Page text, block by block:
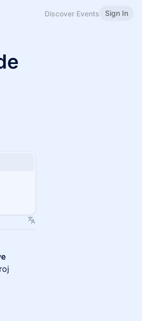
Discover Events Sign In